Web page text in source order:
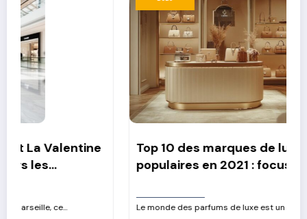
Top 10 des marques de luxe les plus
populaires en 2021 : focus sur leurs
Le monde des parfums de luxe est un univers fascinant…